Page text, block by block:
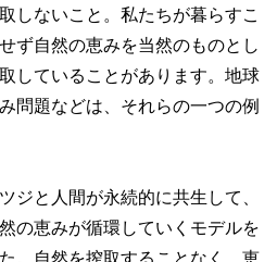
しないこと。私たちが暮らすこ
ず自然の恵みを当然のものとし
していることがあります。地球
問題などは、それらの一つの例
ジと人間が永続的に共生して、
の恵みが循環していくモデルを